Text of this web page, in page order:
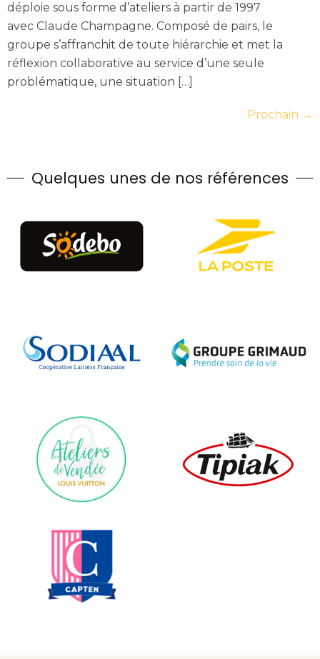
déploie sous forme d’ateliers à partir de 1997
avec Claude Champagne. Composé de pairs, le
groupe s’affranchit de toute hiérarchie et met la
réflexion collaborative au service d’une seule
problématique, une situation […]
Prochain →
Quelques unes de nos références